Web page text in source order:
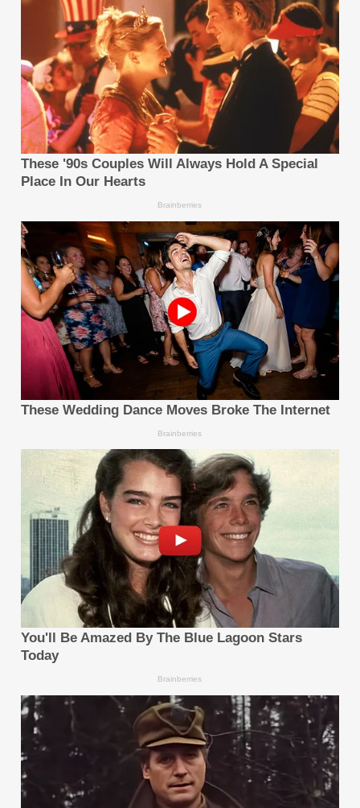
กล่าวคือ เราต้องมองหาความมั่นคงท่ามกลางความไม่
แน่นอนเสมอ และสร้างความได้เปรียบที่แข็งแกร่งจากจุด
เล็กๆ ที่ขยายใหญ่ขึ้นเรื่อยๆ นอกจากนี้ เราต้องมีความ
คล่องตัวเพื่อจับสัญญาณการเปลี่ยนแปลง และปรับเปลี่ยน
ทิศทางได้อย่างรวดเร็ว โดยเปลี่ยนจากองค์กรที่ทำงาน
เหมือนเครื่องจักร ให้กลายเป็นองค์กรที่มีชีวิตและปรับตัวได้
เอง
จากนั้นเราต้องเข้าใจว่า AI จะช่วยเราได้อย่างแท้จริง
อย่างไร เพราะในปัจจุบัน โมเดล AI ขนาดใหญ่สามารถ
และเครื่องมือต่างๆ เข้าด้วยกัน เปรียบเสมือนการนำโมเดล
มาประยุกต์ใช้ในโลกแห่งความจริง และ Agentic AI ก็
สามารถประสานงานระหว่างเอเจนท์ตัวต่างๆ เพื่อทำ
ภารกิจที่ซับซ้อน และกินเวลาให้เป็นแบบอัตโนมัติได้ ซึ่ง
แน่นอนว่า นี่คือสถานะในอุดมคติ ความจริงก็คือ เอเจนท์
หรือ Agentic AI ต่างก็ยังอยู่ในระยะเริ่มต้น และเผชิญกับ
ความท้าทายทางเทคนิคมากมาย แต่เมื่อพิจารณาจากการ
เติบโตแบบก้าวกระโดดของ AI แล้ว ฉันเชื่อว่าโซลูชันต่างๆ
จะพร้อมให้ใช้งานได้ในเร็วๆ นี้
และฉันเชื่อว่า AI จะแสดงประสิทธิภาพสูงสุดได้ก็ต่อเมื่อเรา
ทำงานร่วมกับมันในระยะยาว ระบบอัจฉริยะนั้นถูกสร้างขึ้น
บนรากฐานของดิจิทัลและเครือข่าย ซึ่งหากปราศจากการ
เปลี่ยนผ่านสู่ดิจิทัลแล้ว บริษัทจะไม่สามารถบรรลุการเป็น
ระบบอัจฉริยะได้อย่างแท้จริง นี่ไม่ต้องพูดถึงเรื่องความ
ยืดหยุ่นหรือการปรับตัวเลย มันเหมือนกับการพยายามจะวิ่ง
ก่อนที่จะเดินเป็นด้วยซ้ำ นอกจากนี้ การก้าวสู่การเป็นระบบ
อัจฉริยะนั้นยังต้องอาศัยวิศวกรรมความรู้ การปรับ
โครงสร้างกระบวนการ และกรอบความคิดแบบ AI ซึ่ง
เปรียบเสมือนการวิ่งมาราธอน ไม่ใช่การวิ่งระยะสั้น
การเดินทางสู่ระบบดิจิทัลของ ZTE นั้นเริ่มต้นขึ้นในปี
2557 และเริ่มการเปลี่ยนผ่านสู่การเป็นระบบอัจฉริยะในปี
2565 นี่คือประสบการณ์ของเรา: โครงสร้างพื้นฐานต้อง
มาก่อน แต่ต้องรักษาสมดุลระหว่างฮาร์ดแวร์และ
ซอฟต์แวร์ไว้ให้ดี ดำเนินการวางแผนอย่างเป็นระบบจากบน
ลงล่าง เพื่อให้ทุกคนเข้าใจตรงกัน ลงทุนอย่างต่อเนื่อง
เพราะความก้าวหน้าแบบก้าวกระโดดมาจากการก้าวเล็กๆ
ทุกก้าว และสุดท้ายก็คือ เริ่มต้นจากสถานการณ์ที่มีมูลค่า
สูงและเป็นรูปธรรม แล้วทำซ้ำอย่างรวดเร็วเพื่อจัดการกับ
ความไม่แน่นอนในระหว่างทาง